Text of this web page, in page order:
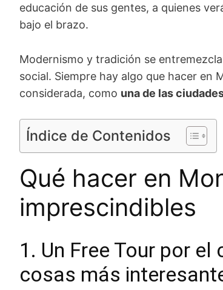
educación de sus gentes, a quienes
bajo el brazo.
Modernismo y tradición se
social. Siempre hay algo que hacer en
considerada, como una de las
Índice de Contenidos
Qué hacer en
imprescindibles
1. Un Free Tour por
cosas más